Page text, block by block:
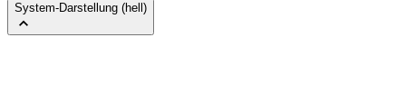
System-Darstellung (hell)